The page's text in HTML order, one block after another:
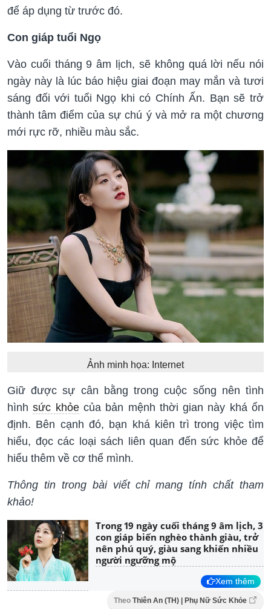
để áp dụng từ trước đó.
Con giáp tuổi Ngọ
Vào cuối tháng 9 âm lịch, sẽ không quá lời nếu nói
ngày này là lúc báo hiệu giai đoạn may mắn và tươi
sáng đối với tuổi Ngọ khi có Chính Ấn. Bạn sẽ trở
thành tâm điểm của sự chú ý và mở ra một chương
mới rực rỡ, nhiều màu sắc.
Ảnh minh họa: Internet
Giữ được sự cân bằng trong cuộc sống nên tình
hìnhsức khỏecủa bản mệnh thời gian này khá ổn
định. Bên cạnh đó, bạn khá kiên trì trong việc tìm
hiểu, đọc các loại sách liên quan đến sức khỏe để
hiểu thêm về cơ thể mình.
Thông tin trong bài viết chỉ mang tính chất tham
khảo!
Trong 19 ngày cuối tháng 9 âm lịch, 3
con giáp biến nghèo thành giàu, trở
nên phú quý, giàu sang khiến nhiều
người ngưỡng mộ
Xem thêm
Theo Thiên An (TH) | Phụ Nữ Sức Khỏe